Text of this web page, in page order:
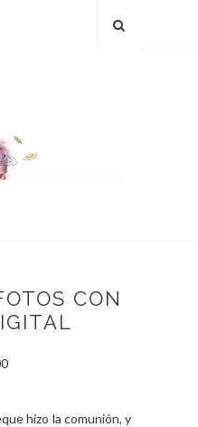
CON
hizo la comunión, y